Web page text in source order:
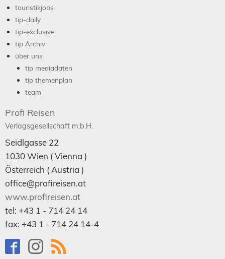
touristikjobs
tip-daily
tip-exclusive
tip Archiv
über uns
tip mediadaten
tip themenplan
team
Profi Reisen
Verlagsgesellschaft m.b.H.
Seidlgasse 22
1030Wien ( Vienna )
Österreich ( Austria )
office@profireisen.at
www.profireisen.at
tel: +43 1 - 714 24 14
fax: +43 1 - 714 24 14-4